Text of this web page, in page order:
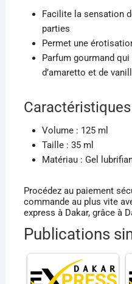
Facilite la sensation
parties
Permet une
Parfum gourmand
d’amaretto et de
Volume : 125 ml
Taille : 35 ml
Matériau : Gel
Procédez au paiement
commande au plus vite
express à Dakar, grâce à
Publications